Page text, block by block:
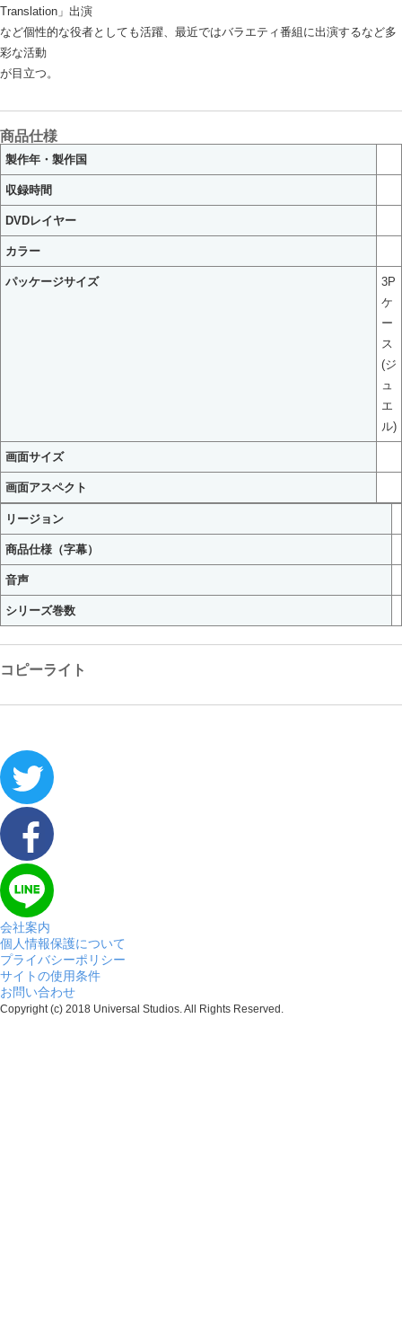
Translation」出演
など個性的な役者としても活躍、最近ではバラエティ番組に出演するなど多
彩な活動
が目立つ。
商品仕様
製作年・製作国
収録時間
DVDレイヤー
カラー
パッケージサイズ
3P
ケ
ー
ス
(ジ
ュ
エ
ル)
画面サイズ
画面アスペクト
リージョン
商品仕様（字幕）
音声
シリーズ巻数
コピーライト
会社案内
個人情報保護について
プライバシーポリシー
サイトの使用条件
お問い合わせ
Copyright (c) 2018 Universal Studios. All Rights Reserved.